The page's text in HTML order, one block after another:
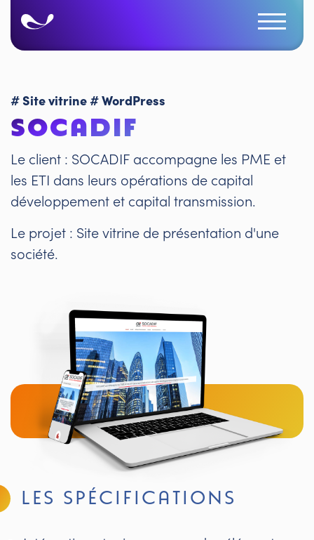
# Site vitrine# WordPress
SOCADIF
Le client : SOCADIF accompagne les PME et
les ETI dans leurs opérations de capital
développement et capital transmission.
Le projet : Site vitrine de présentation d'une
société.
LES SPÉCIFICATIONS